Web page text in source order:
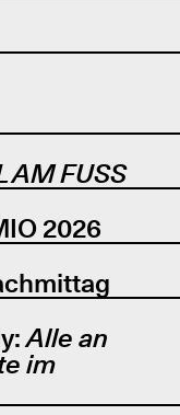
AM FUSS
2026
Alle an
im